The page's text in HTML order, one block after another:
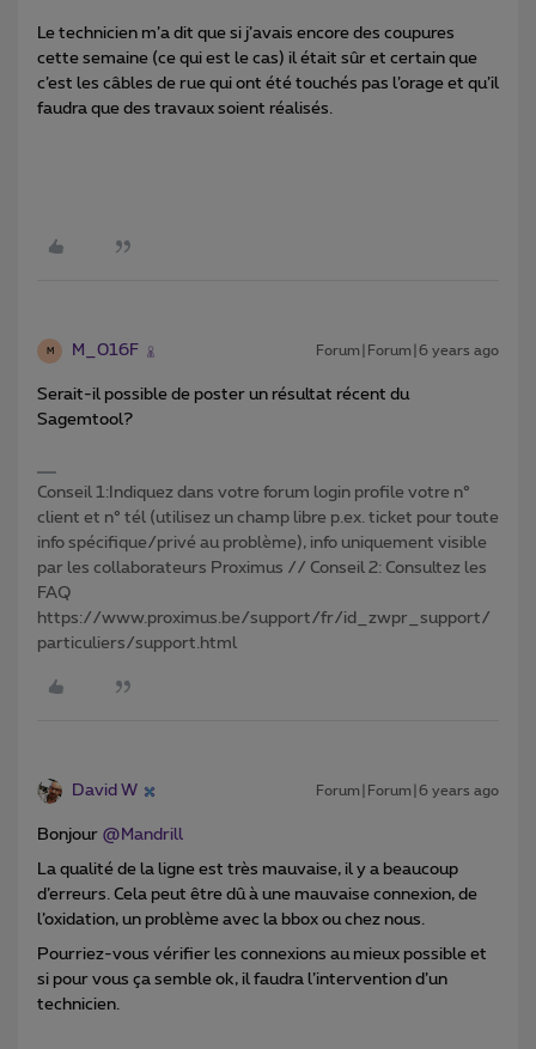
Le technicien m’a dit que si j’avais encore des coupures
cette semaine (ce qui est le cas) il était sûr et certain que
c’est les câbles de rue qui ont été touchés pas l’orage et qu’il
faudra que des travaux soient réalisés.
M M_016F Forum|Forum|6 years ago
Serait-il possible de poster un résultat récent du
Sagemtool?
Conseil 1:Indiquez dans votre forum login profile votre n°
client et n° tél (utilisez un champ libre p.ex. ticket pour toute
info spécifique/privé au problème), info uniquement visible
par les collaborateurs Proximus // Conseil 2: Consultez les
FAQ
https://www.proximus.be/support/fr/id_zwpr_support/
particuliers/support.html
David W Forum|Forum|6 years ago
Bonjour @Mandrill
La qualité de la ligne est très mauvaise, il y a beaucoup
d’erreurs. Cela peut être dû à une mauvaise connexion, de
l’oxidation, un problème avec la bbox ou chez nous.
Pourriez-vous vérifier les connexions au mieux possible et
si pour vous ça semble ok, il faudra l’intervention d’un
technicien.